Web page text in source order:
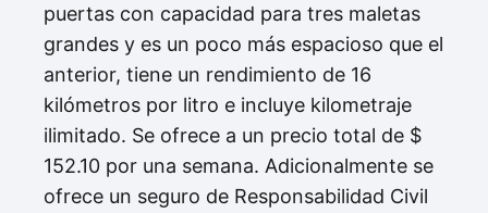
puertas con capacidad para tres maletas
grandes y es un poco más espacioso que el
anterior, tiene un rendimiento de 16
kilómetros por litro e incluye kilometraje
ilimitado. Se ofrece a un precio total de $
152.10 por una semana. Adicionalmente se
ofrece un seguro de Responsabilidad Civil